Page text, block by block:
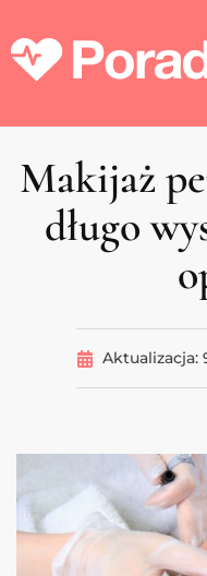
Makijaż
długo
Aktualizacja: